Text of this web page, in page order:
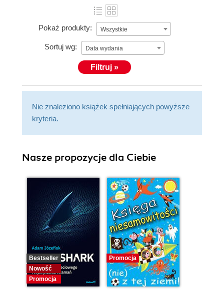
Pokaż produkty: Wszystkie
Sortuj wg: Data wydania
Filtruj »
Nie znaleziono książek spełniających powyższe
kryteria.
Nasze propozycje dla Ciebie
Bestseller
Nowość
Promocja
Promocja